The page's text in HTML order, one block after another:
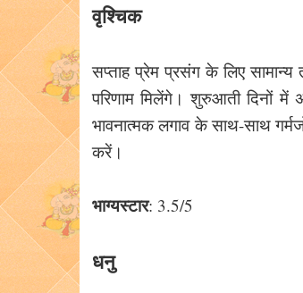
वृश्चिक
सप्ताह प्रेम प्रसंग के लिए सामान्य
परिणाम मिलेंगे। शुरुआती दिनों
भावनात्मक लगाव के साथ-साथ
करें।
भाग्यस्टार: 3.5/5
धनु